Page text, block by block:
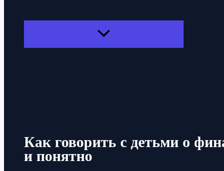
ПЕРЕКЛЮЧАТЕЛЬ
Как говорить с детьми о
и понятно